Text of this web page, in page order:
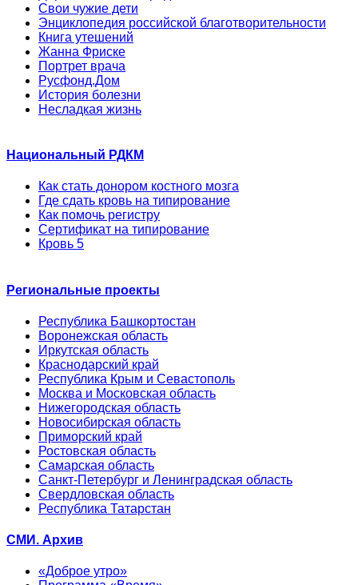
Свои чужие дети
Энциклопедия российской благотворительности
Книга утешений
Жанна Фриске
Портрет врача
Русфонд.Дом
История болезни
Несладкая жизнь
Национальный РДКМ
Как стать донором костного мозга
Где сдать кровь на типирование
Как помочь регистру
Сертификат на типирование
Кровь 5
Региональные проекты
Республика Башкортостан
Воронежская область
Иркутская область
Краснодарский край
Республика Крым и Севастополь
Москва и Московская область
Нижегородская область
Новосибирская область
Приморский край
Ростовская область
Самарская область
Санкт-Петербург и Ленинградская область
Свердловская область
Республика Татарстан
СМИ. Архив
«Доброе утро»